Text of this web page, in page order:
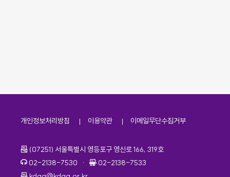
개인정보처리방침 이용약관 이메일무단수집거부
주소
(07251) 서울특별시 영등포구 영신로 166, 319호
전화번호
02-2138-7530 · 팩스번호
02-2138-7533